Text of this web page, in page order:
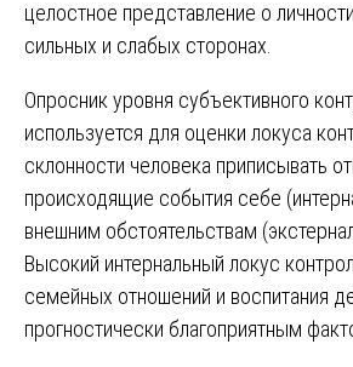
целостное представление о
сильных и слабых сторонах.
Опросник уровня субъективного
используется для оценки локуса
склонности человека приписывать
происходящие события себе
внешним обстоятельствам
Высокий интернальный локус
семейных отношений и воспитания
прогностически благоприятным